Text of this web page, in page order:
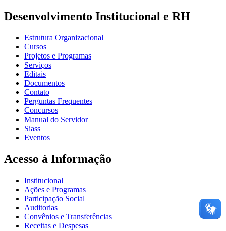
Desenvolvimento Institucional e RH
Estrutura Organizacional
Cursos
Projetos e Programas
Serviços
Editais
Documentos
Contato
Perguntas Frequentes
Concursos
Manual do Servidor
Siass
Eventos
Acesso à Informação
Institucional
Ações e Programas
Participação Social
Auditorias
Convênios e Transferências
Receitas e Despesas